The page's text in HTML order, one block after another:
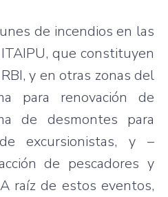
de incendios en las
que constituyen
y en otras zonas del
para renovación de
de desmontes para
excursionistas, y –
de pescadores y
raíz de estos eventos,